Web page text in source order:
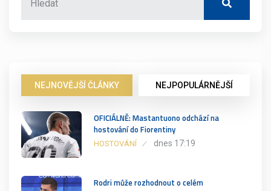
NEJNOVĚJŠÍ ČLÁNKY NEJPOPULÁRNĚJŠÍ
OFICIÁLNĚ: Mastantuono odchází na
hostování do Fiorentiny
HOSTOVÁNÍ dnes 17:19
Rodri může rozhodnout o celém